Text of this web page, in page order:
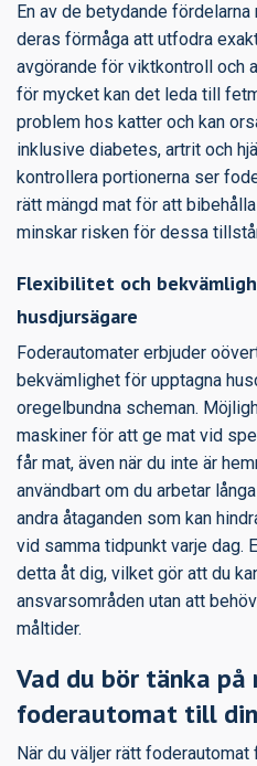
En av de betydande
deras förmåga att utfodra
avgörande för viktkontroll och
för mycket kan det leda till
problem hos katter och kan
inklusive diabetes, artrit och
kontrollera portionerna ser
rätt mängd mat för att
minskar risken för dessa
Flexibilitet och
husdjursägare
Foderautomater erbjuder
bekvämlighet för upptagna
oregelbundna scheman.
maskiner för att ge mat vid
får mat, även när du inte är
användbart om du arbetar
andra åtaganden som kan
vid samma tidpunkt varje dag.
detta åt dig, vilket gör att du
ansvarsområden utan att
måltider.
Vad du bör tänka
foderautomat till
När du väljer rätt